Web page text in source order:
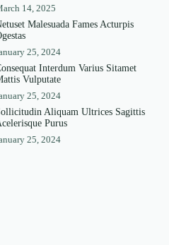
14, 2025
Malesuada Fames Acturpis
25, 2024
Interdum Varius Sitamet
Vulputate
25, 2024
Aliquam Ultrices Sagittis
Purus
25, 2024